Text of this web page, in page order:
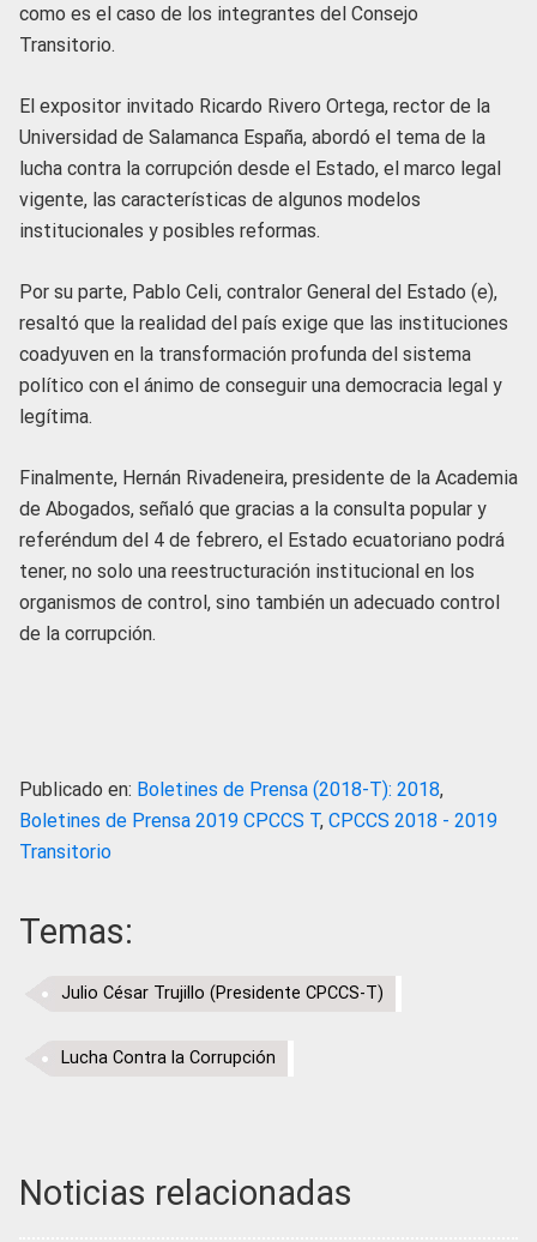
como es el caso de los integrantes del Consejo
Transitorio.
El expositor invitado Ricardo Rivero Ortega, rector de la
Universidad de Salamanca España, abordó el tema de la
lucha contra la corrupción desde el Estado, el marco legal
vigente, las características de algunos modelos
institucionales y posibles reformas.
Por su parte, Pablo Celi, contralor General del Estado (e),
resaltó que la realidad del país exige que las instituciones
coadyuven en la transformación profunda del sistema
político con el ánimo de conseguir una democracia legal y
legítima.
Finalmente, Hernán Rivadeneira, presidente de la Academia
de Abogados, señaló que gracias a la consulta popular y
referéndum del 4 de febrero, el Estado ecuatoriano podrá
tener, no solo una reestructuración institucional en los
organismos de control, sino también un adecuado control
de la corrupción.
Publicado en: Boletines de Prensa (2018-T): 2018,
Boletines de Prensa 2019 CPCCS T, CPCCS 2018 - 2019
Transitorio
Temas:
Julio César Trujillo (Presidente CPCCS-T)
Lucha Contra la Corrupción
Noticias relacionadas